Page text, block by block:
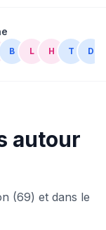
B L H T D
autour
(69) et dans le